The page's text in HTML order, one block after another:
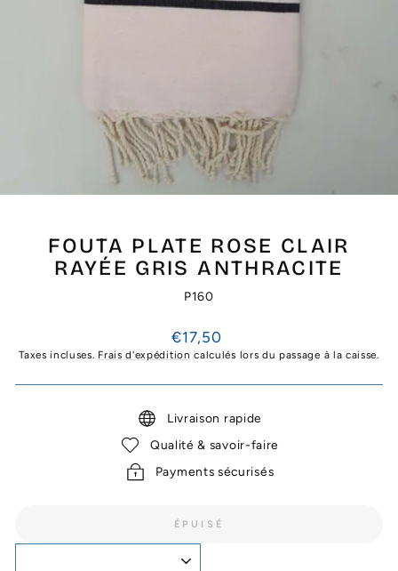
FOUTA PLATE ROSE CLAIR
RAYÉE GRIS ANTHRACITE
P160
Prix
régulier
€17,50
Taxes incluses. Frais d'expédition calculés lors du passage à la caisse.
Livraison rapide
Qualité & savoir-faire
Payments sécurisés
ÉPUISÉ